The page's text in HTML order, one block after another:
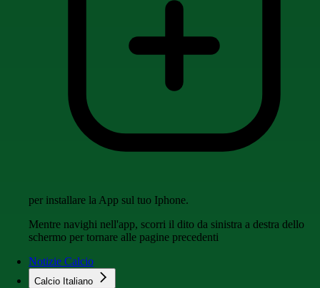
per installare la App sul tuo Iphone.
Mentre navighi nell'app, scorri il dito da sinistra a destra dello
schermo per tornare alle pagine precedenti
Notizie Calcio
Calcio Italiano